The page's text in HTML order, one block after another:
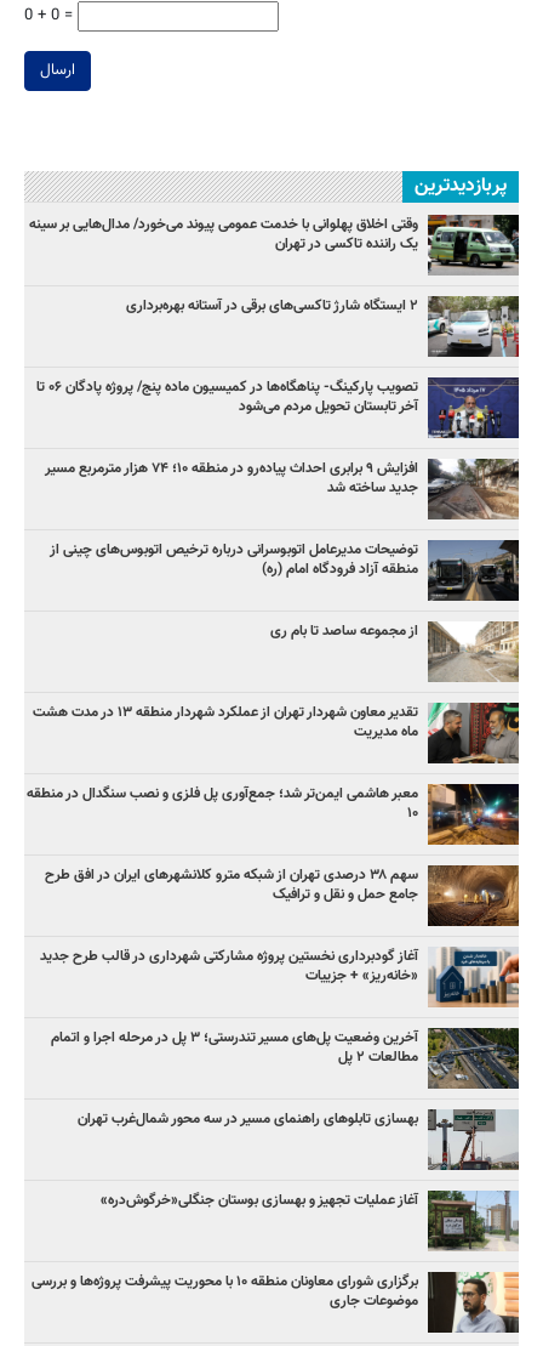
0 + 0 =
ارسال
پربازدیدترین
وقتی اخلاق پهلوانی با خدمت عمومی پیوند می‌خورد/ مدال‌هایی بر سینه
یک راننده تاکسی در تهران
۲ ایستگاه شارژ تاکسی‌های برقی در آستانه بهره‌برداری
تصویب پارکینگ- پناهگاه‌ها در کمیسیون ماده پنج/ پروژه پادگان ۰۶ تا
آخر تابستان تحویل مردم می‌شود
افزایش ۹ برابری احداث پیاده‌رو در منطقه ۱۰؛ ۷۴ هزار مترمربع مسیر
جدید ساخته شد
توضیحات مدیرعامل اتوبوسرانی درباره ترخیص اتوبوس‌های چینی از
منطقه آزاد فرودگاه امام (ره)
از مجموعه ساصد تا بام ری
تقدیر معاون شهردار تهران از عملکرد شهردار منطقه ۱۳ در مدت هشت
ماه مدیریت
معبر هاشمی ایمن‌تر شد؛ جمع‌آوری پل فلزی و نصب سنگدال در منطقه
۱۰
سهم ۳۸ درصدی تهران از شبکه مترو کلانشهرهای ایران در افق طرح
جامع حمل و نقل و ترافیک
آغاز گودبرداری نخستین پروژه مشارکتی شهرداری در قالب طرح جدید
«خانه‌ریز» + جزییات
آخرین وضعیت پل‌های مسیر تندرستی؛ ۳ پل در مرحله اجرا و اتمام
مطالعات ۲ پل
بهسازی تابلوهای راهنمای مسیر در سه محور شمال‌غرب تهران
آغاز عملیات تجهیز و بهسازی بوستان جنگلی«خرگوش‌دره»
برگزاری شورای معاونان منطقه ۱۰ با محوریت پیشرفت پروژه‌ها و بررسی
موضوعات جاری